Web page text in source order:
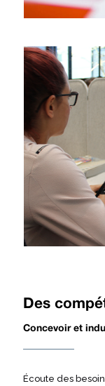
Des
Concevoir et
Écoute des